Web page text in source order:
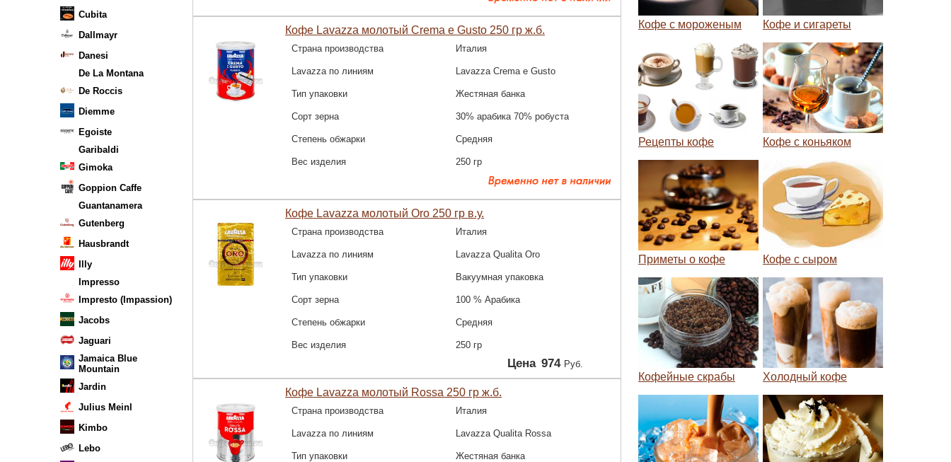
Cubita
Dallmayr
Danesi
De La Montana
De Roccis
Diemme
Egoiste
Garibaldi
Gimoka
Goppion Caffe
Guantanamera
Gutenberg
Hausbrandt
Illy
Impresso
Impresto (Impassion)
Jacobs
Jaguari
Jamaica Blue
Mountain
Jardin
Julius Meinl
Kimbo
Lebo
Кофе Lavazza молотый Crema e Gusto 250 гр ж.б.
Страна производства Италия
Lavazza по линиям Lavazza Crema e Gusto
Тип упаковки Жестяная банка
Сорт зерна 30% арабика 70% робуста
Степень обжарки Средняя
Вес изделия 250 гр
Кофе Lavazza молотый Oro 250 гр в.у.
Страна производства Италия
Lavazza по линиям Lavazza Qualitа Oro
Тип упаковки Вакуумная упаковка
Сорт зерна 100 % Арабика
Степень обжарки Средняя
Вес изделия 250 гр
Цена 974 Руб.
Кофе Lavazza молотый Rossa 250 гр ж.б.
Страна производства Италия
Lavazza по линиям Lavazza Qualita Rossa
Тип упаковки Жестяная банка
Кофе с мороженым Кофе и сигареты
Рецепты кофе Кофе с коньяком
Приметы о кофе Кофе с сыром
Кофейные скрабы Холодный кофе